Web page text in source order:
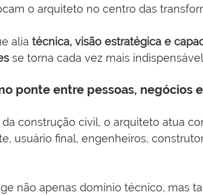
o arquiteto no centro das
alia técnica, visão estratégica e
se torna cada vez mais
ponte entre pessoas, negócios
construção civil, o arquiteto atua
usuário final, engenheiros,
não apenas domínio técnico, mas